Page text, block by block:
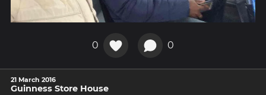
0 0
21 March 2016
Guinness Store House